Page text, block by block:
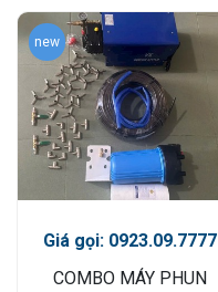
new
Giá gọi: 0923.09.7777
COMBO MÁY PHUN